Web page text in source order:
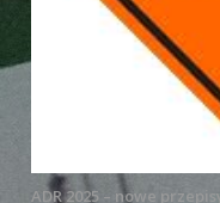
ADR 2025 – nowe